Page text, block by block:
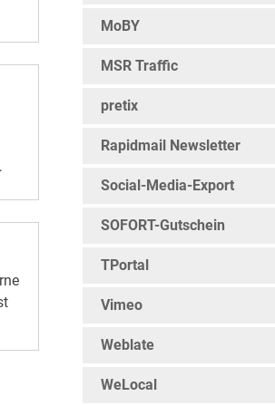
MoBY
MSR Traffic
pretix
Rapidmail Newsletter
Social-Media-Export
SOFORT-Gutschein
TPortal
Vimeo
Weblate
WeLocal